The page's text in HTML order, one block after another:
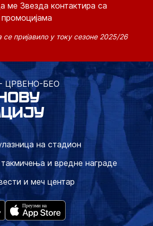
ме Звезда контактира са
се пријавило у току сезоне 2025/26
ЦРВЕНО-БЕО
на стадион
и вредне награде
и меч центар